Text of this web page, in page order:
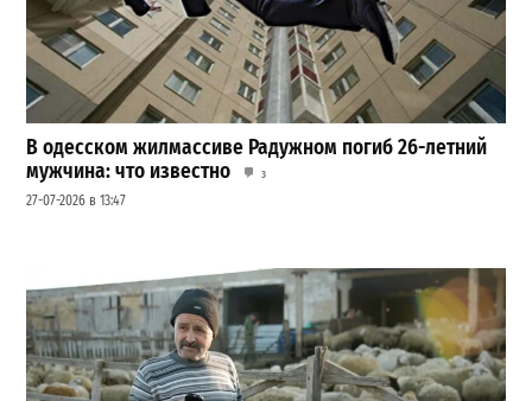
В одесском жилмассиве Радужном погиб 26-летний
мужчина: что известно
3
27-07-2026 в 13:47
Шезлонги, бунгало и VIP-зоны: сколько придется
заплатить за отдых в Аркадии
21-07-2026 в 19:23
ВИБОР РЕДАКЦИИ